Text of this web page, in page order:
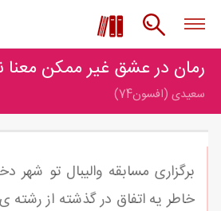
رمان در عشق غیر ممکن معنا
سعیدی (افسون74)
برگزاری مسابقه والیبال تو شهر
خاطر یه اتفاق در گذشته از رشته